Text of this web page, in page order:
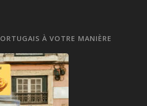
À VOTRE MANIÈRE